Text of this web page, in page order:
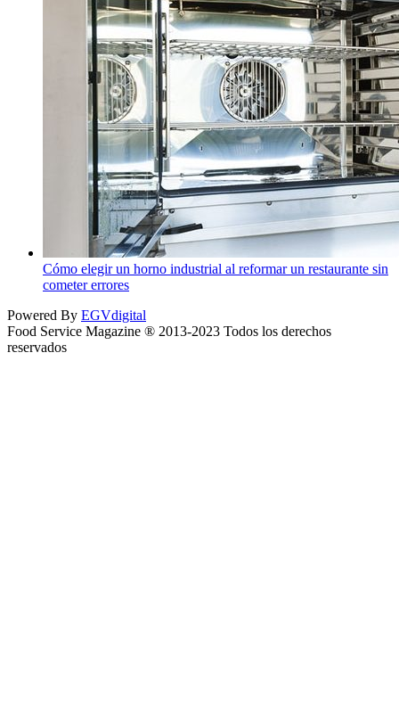
Cómo elegir un horno industrial al reformar un restaurante sin
cometer errores
Powered By EGVdigital
Food Service Magazine ® 2013-2023 Todos los derechos
reservados